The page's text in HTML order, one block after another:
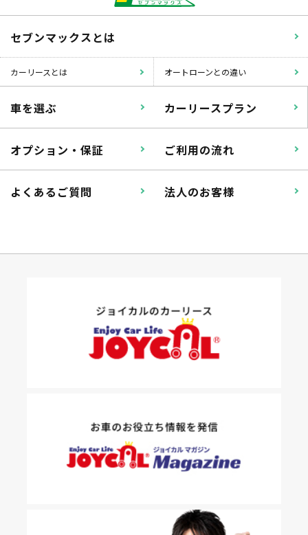
セブンマックスとは
カーリースとは オートローンとの違い
車を選ぶ カーリースプラン
オプション・保証 ご利用の流れ
よくあるご質問 法人のお客様